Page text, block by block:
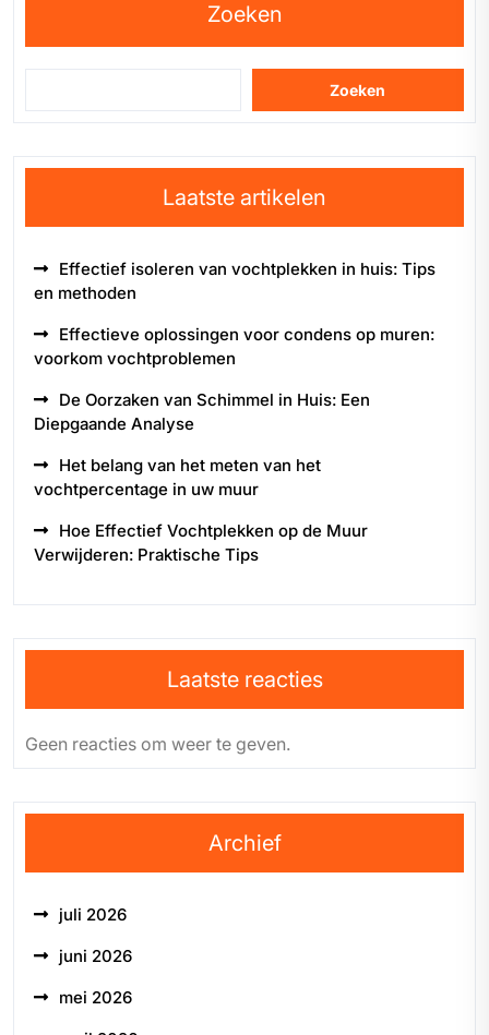
Zoeken
Zoeken
Laatste artikelen
Effectief isoleren van vochtplekken in huis: Tips
en methoden
Effectieve oplossingen voor condens op muren:
voorkom vochtproblemen
De Oorzaken van Schimmel in Huis: Een
Diepgaande Analyse
Het belang van het meten van het
vochtpercentage in uw muur
Hoe Effectief Vochtplekken op de Muur
Verwijderen: Praktische Tips
Laatste reacties
Geen reacties om weer te geven.
Archief
juli 2026
juni 2026
mei 2026